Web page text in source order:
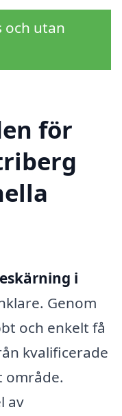
och utan
för
i
Genom
och enkelt få
kvalificerade
av